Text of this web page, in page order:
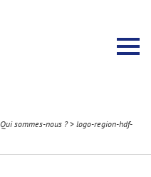
Qui sommes-nous ?> logo-region-hdf-